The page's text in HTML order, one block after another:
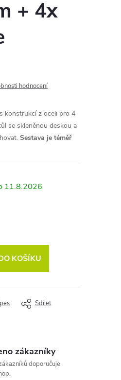
+ 4x
hodnocení
konstrukcí z oceli pro 4
se skleněnou deskou a
Sestava je téměř
11.8.2026
KOŠÍKU
Sdílet
zákazníky
doporučuje